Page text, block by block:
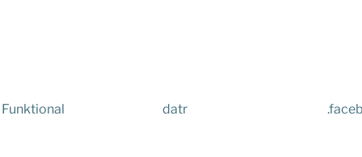
Funktional datr